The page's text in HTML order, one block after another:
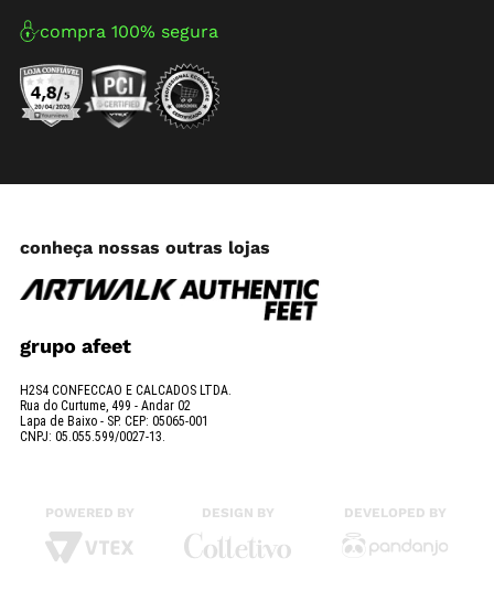
compra 100% segura
conheça nossas outras lojas
grupo afeet
H2S4 CONFECCAO E CALCADOS LTDA.
Rua do Curtume, 499 - Andar 02
Lapa de Baixo - SP. CEP: 05065-001
CNPJ: 05.055.599/0027-13.
POWERED BY DESIGN BY DEVELOPED BY